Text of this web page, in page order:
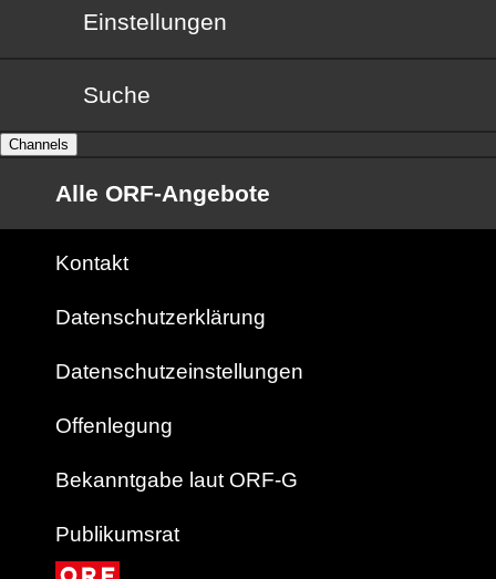
Einstellungen
Suche
Channels
Alle ORF-Angebote
Kontakt
Datenschutzerklärung
Datenschutzeinstellungen
Offenlegung
Bekanntgabe laut ORF-G
Publikumsrat